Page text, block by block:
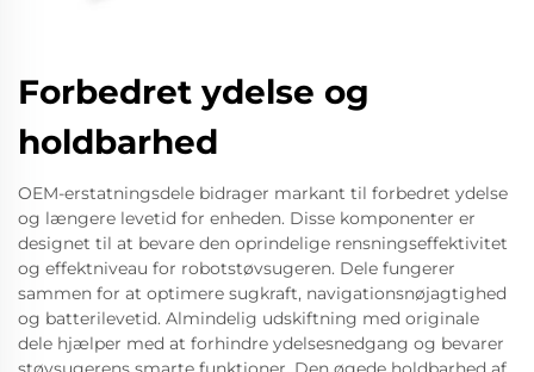
Forbedret ydelse og
holdbarhed
OEM-erstatningsdele bidrager markant til forbedret ydelse
og længere levetid for enheden. Disse komponenter er
designet til at bevare den oprindelige rensningseffektivitet
og effektniveau for robotstøvsugeren. Dele fungerer
sammen for at optimere sugkraft, navigationsnøjagtighed
og batterilevetid. Almindelig udskiftning med originale
dele hjælper med at forhindre ydelsesnedgang og bevarer